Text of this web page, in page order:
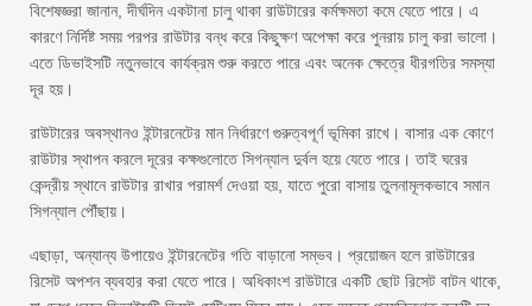
বিশেষজ্ঞরা জানান, দীর্ঘদিন একটানা চালু থাকা রাউটারের কর্মক্ষমতা কমে যেতে পারে। এ
কারণে নির্দিষ্ট সময় পরপর রাউটার বন্ধ করে কিছুক্ষণ অপেক্ষা করে পুনরায় চালু করা ভালো।
এতে ডিভাইসটি নতুনভাবে কার্যক্রম শুরু করতে পারে এবং অনেক ক্ষেত্রে ধীরগতির সমস্যা
দূর হয়।
রাউটারের অবস্থানও ইন্টারনেটের মান নির্ধারণে গুরুত্বপূর্ণ ভূমিকা রাখে। বাসার এক কোণে
রাউটার স্থাপন করলে দূরের কক্ষগুলোতে সিগন্যাল দুর্বল হয়ে যেতে পারে। তাই ঘরের
কেন্দ্রীয় স্থানে রাউটার রাখার পরামর্শ দেওয়া হয়, যাতে পুরো বাসায় তুলনামূলকভাবে সমান
সিগন্যাল পৌঁছায়।
এছাড়া, অন্যান্য উপায়েও ইন্টারনেটের গতি বাড়ানো সম্ভব। প্রয়োজন হলে রাউটারের
রিসেট অপশন ব্যবহার করা যেতে পারে। অধিকাংশ রাউটারে একটি ছোট রিসেট বাটন থাকে,